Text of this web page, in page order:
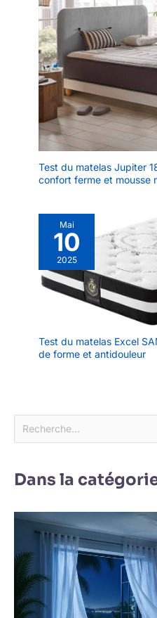
Test du matelas Jupiter
confort ferme et mousse
Mai
10
2025
Test du matelas Excel
de forme et antidouleur
Dans la